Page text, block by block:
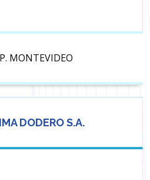
MONTEVIDEO
DODERO S.A.